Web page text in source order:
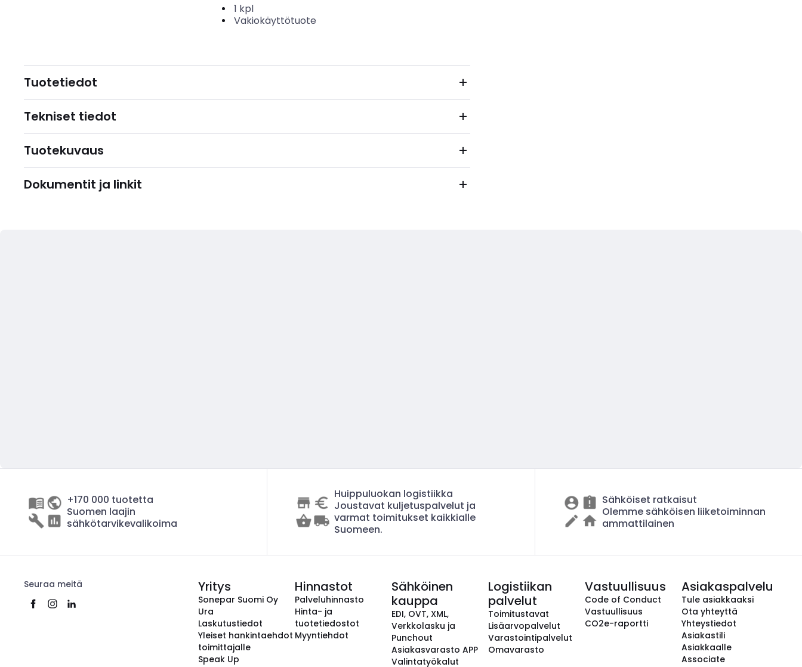
1 kpl
Vakiokäyttötuote
Tuotetiedot
Tekniset tiedot
Tuotekuvaus
Dokumentit ja linkit
+170 000 tuotetta
Suomen laajin
sähkötarvikevalikoima
Huippuluokan logistiikka
Joustavat kuljetuspalvelut ja
varmat toimitukset kaikkialle
Suomeen.
Sähköiset ratkaisut
Olemme sähköisen liiketoiminnan
ammattilainen
Seuraa meitä Yritys
Sonepar Suomi Oy
Ura
Laskutustiedot
Yleiset hankintaehdot
toimittajalle
Speak Up
Hinnastot
Palveluhinnasto
Hinta- ja
tuotetiedostot
Myyntiehdot
Sähköinen
kauppa
EDI, OVT, XML,
Verkkolasku ja
Punchout
Asiakasvarasto APP
Valintatyökalut
Logistiikan
palvelut
Toimitustavat
Lisäarvopalvelut
Varastointipalvelut
Omavarasto
Vastuullisuus
Code of Conduct
Vastuullisuus
CO2e-raportti
Asiakaspalvelu
Tule asiakkaaksi
Ota yhteyttä
Yhteystiedot
Asiakastili
Asiakkaalle
Associate